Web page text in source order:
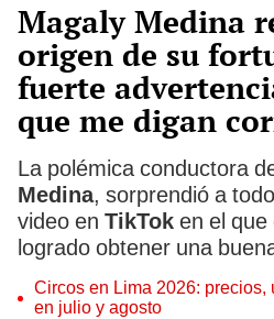
Magaly Medina
origen de su
fuerte
que me digan
La polémica conductora
Medina, sorprendió a
video en TikTok en el
logrado obtener una
Circos en Lima 2026:
en julio y agosto